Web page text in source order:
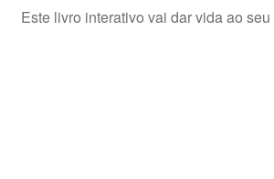
Este livro interativo vai dar vida ao seu